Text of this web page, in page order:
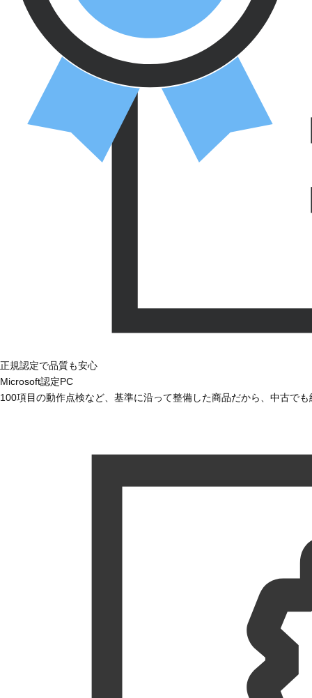
正規認定で品質も安心
Microsoft認定PC
100項目の動作点検など、基準に沿って整備した商品だから、中古で